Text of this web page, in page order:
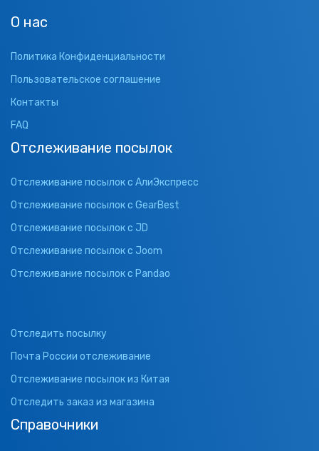
О нас
Политика Конфиденциальности
Пользовательское соглашение
Контакты
FAQ
Отслеживание посылок
Отслеживание посылок с АлиЭкспресс
Отслеживание посылок с GearBest
Отслеживание посылок с JD
Отслеживание посылок с Joom
Отслеживание посылок с Pandao
Отследить посылку
Почта России отслеживание
Отслеживание посылок из Китая
Отследить заказ из магазина
Справочники